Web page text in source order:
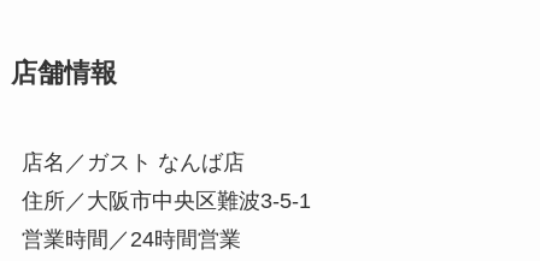
店舗情報
店名／ガスト なんば店
住所／大阪市中央区難波3-5-1
営業時間／24時間営業